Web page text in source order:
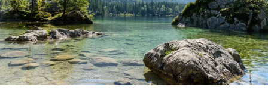
spektakulärsten Touren der Alpen. Wer es gemütlicher mag,
wandert in etwa 3,5 Stunden zumWatzmannhaus,wo sich
eine atemberaubende Aussicht und eine deftige Brotzeit
genießen lassen.
Extra-Tipp: Die Eiskapelle